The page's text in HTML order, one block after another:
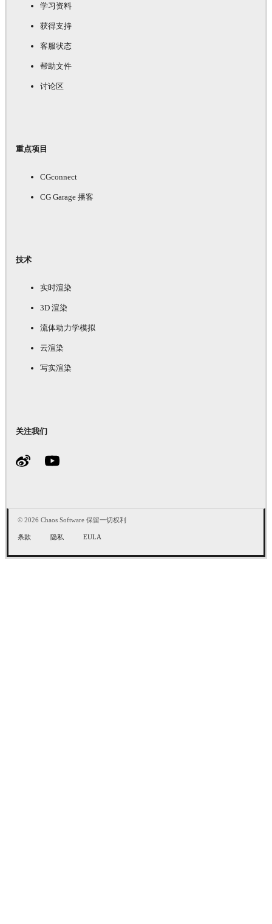
学习资料
获得支持
客服状态
帮助文件
讨论区
重点项目
CGconnect
CG Garage 播客
技术
实时渲染
3D 渲染
流体动力学模拟
云渲染
写实渲染
关注我们
© 2026 Chaos Software 保留一切权利
条款 隐私 EULA